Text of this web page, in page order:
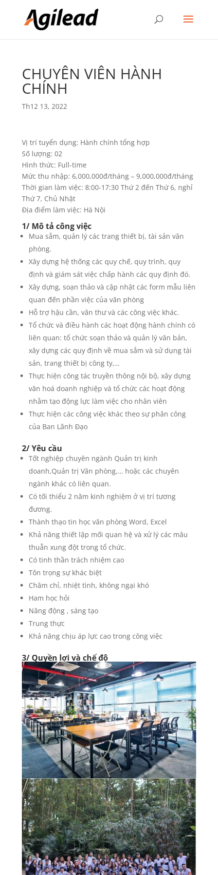
CHUYÊN VIÊN HÀNH
CHÍNH
Th12 13, 2022
Vị trí tuyển dụng: Hành chính tổng hợp
Số lượng: 02
Hình thức: Full-time
Mức thu nhập: 6,000,000đ/tháng – 9,000,000đ/tháng
Thời gian làm việc: 8:00-17:30 Thứ 2 đến Thứ 6, nghỉ
Thứ 7, Chủ Nhật
Địa điểm làm việc: Hà Nội
1/ Mô tả công việc
Mua sắm, quản lý các trang thiết bị, tài sản văn
phòng.
Xây dựng hệ thống các quy chế, quy trình, quy
định và giám sát việc chấp hành các quy định đó.
Xây dựng, soạn thảo và cập nhật các form mẫu liên
quan đến phần việc của văn phòng
Hỗ trợ hậu cần, văn thư và các công việc khác.
Tổ chức và điều hành các hoạt động hành chính có
liên quan: tổ chức soạn thảo và quản lý văn bản,
xây dựng các quy định về mua sắm và sử dụng tài
sản, trang thiết bị công ty,…
Thực hiện công tác truyền thông nội bộ, xây dựng
văn hoá doanh nghiệp và tổ chức các hoạt động
nhằm tạo động lực làm việc cho nhân viên
Thực hiện các công việc khác theo sự phân công
của Ban Lãnh Đạo
2/ Yêu cầu
Tốt nghiệp chuyên ngành Quản trị kinh
doanh,Quản trị Văn phòng,… hoặc các chuyên
ngành khác có liên quan.
Có tối thiểu 2 năm kinh nghiệm ở vị trí tương
đương.
Thành thạo tin học văn phòng Word, Excel
Khả năng thiết lập mối quan hệ và xử lý các mâu
thuẫn xung đột trong tổ chức.
Có tinh thần trách nhiệm cao
Tôn trọng sự khác biệt
Chăm chỉ, nhiệt tình, không ngại khó
Ham học hỏi
Năng động , sáng tạo
Trung thực
Khả năng chịu áp lực cao trong công việc
3/ Quyền lợi và chế độ